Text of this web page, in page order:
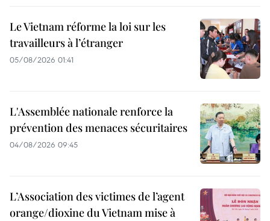
Le Vietnam réforme la loi sur les
travailleurs à l’étranger
05/08/2026 01:41
L'Assemblée nationale renforce la
prévention des menaces sécuritaires
04/08/2026 09:45
L’Association des victimes de l’agent
orange/dioxine du Vietnam mise à